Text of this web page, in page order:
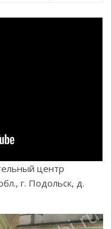
центр
г. Подольск, д.